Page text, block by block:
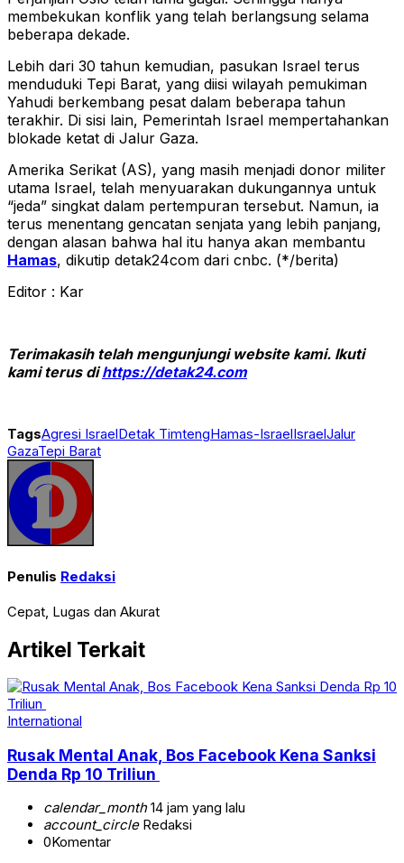
membekukan konflik yang telah berlangsung selama
beberapa dekade.
Lebih dari 30 tahun kemudian, pasukan Israel terus
menduduki Tepi Barat, yang diisi wilayah pemukiman
Yahudi berkembang pesat dalam beberapa tahun
terakhir. Di sisi lain, Pemerintah Israel mempertahankan
blokade ketat di Jalur Gaza.
Amerika Serikat (AS), yang masih menjadi donor militer
utama Israel, telah menyuarakan dukungannya untuk
“jeda” singkat dalam pertempuran tersebut. Namun, ia
terus menentang gencatan senjata yang lebih panjang,
dengan alasan bahwa hal itu hanya akan membantu
Hamas, dikutip detak24com dari cnbc. (*/berita)
Editor : Kar
Terimakasih telah mengunjungi website kami. Ikuti
kami terus dihttps://detak24.com
TagsAgresi IsraelDetak TimtengHamas-IsraelIsraelJalur
GazaTepi Barat
Penulis Redaksi
Cepat, Lugas dan Akurat
Artikel Terkait
International
Rusak Mental Anak, Bos Facebook Kena Sanksi
Denda Rp 10 Triliun
calendar_month14 jam yang lalu
account_circleRedaksi
0Komentar